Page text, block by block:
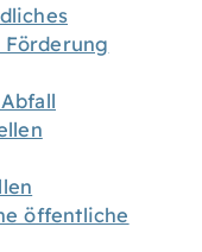
öffentliche